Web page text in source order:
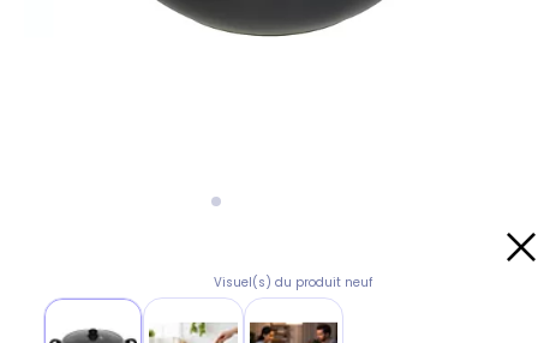
Visuel(s) du produit neuf